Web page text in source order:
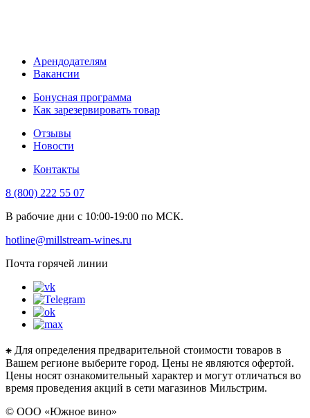
Арендодателям
Вакансии
Бонусная программа
Как зарезервировать товар
Отзывы
Новости
Контакты
8 (800) 222 55 07
В рабочие дни с 10:00-19:00 по МСК.
hotline@millstream-wines.ru
Почта горячей линии
⁕ Для определения предварительной стоимости товаров в
Вашем регионе выберите город. Цены не являются офертой.
Цены носят ознакомительный характер и могут отличаться во
время проведения акций в сети магазинов Мильстрим.
© ООО «Южное вино»